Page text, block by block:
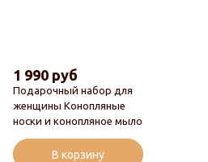
Подарочный набор для
женщины Конопляные
носки и конопляное мыло
1 990 руб
В корзину